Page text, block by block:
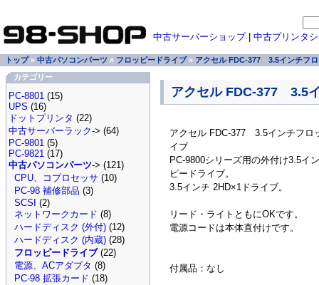
アクセル FDC-377 3.5
アクセル FDC-377 3.5インチフロ
イブ
PC-9800シリーズ用の外付け3.5イ
ピードライブ。
3.5インチ 2HD×1ドライブ。
リード・ライトともにOKです。
電源コードは本体直付けです。
付属品：なし
中古サーバーショップ| 中古プリンタ
トップ» 中古パソコンパーツ » フロッピードライブ » アクセル FDC-377 3.5インチフ
カテゴリー
PC-8801 (15)
UPS (16)
ドットプリンタ (22)
中古サーバーラック-> (64)
PC-9801 (5)
PC-9821 (17)
中古パソコンパーツ-> (121)
CPU、コプロセッサ (10)
PC-98 補修部品 (3)
SCSI (2)
ネットワークカード (8)
ハードディスク (外付) (12)
ハードディスク (内蔵) (28)
フロッピードライブ(22)
電源、ACアダプタ (8)
PC-98 拡張カード (18)